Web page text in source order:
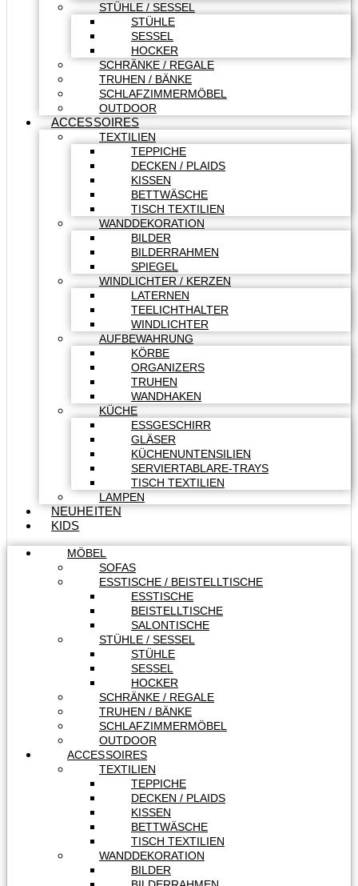
STÜHLE / SESSEL
STÜHLE
SESSEL
HOCKER
SCHRÄNKE / REGALE
TRUHEN / BÄNKE
SCHLAFZIMMERMÖBEL
OUTDOOR
ACCESSOIRES
TEXTILIEN
TEPPICHE
DECKEN / PLAIDS
KISSEN
BETTWÄSCHE
TISCH TEXTILIEN
WANDDEKORATION
BILDER
BILDERRAHMEN
SPIEGEL
WINDLICHTER / KERZEN
LATERNEN
TEELICHTHALTER
WINDLICHTER
AUFBEWAHRUNG
KÖRBE
ORGANIZERS
TRUHEN
WANDHAKEN
KÜCHE
ESSGESCHIRR
GLÄSER
KÜCHENUNTENSILIEN
SERVIERTABLARE-TRAYS
TISCH TEXTILIEN
LAMPEN
NEUHEITEN
KIDS
MÖBEL
SOFAS
ESSTISCHE / BEISTELLTISCHE
ESSTISCHE
BEISTELLTISCHE
SALONTISCHE
STÜHLE / SESSEL
STÜHLE
SESSEL
HOCKER
SCHRÄNKE / REGALE
TRUHEN / BÄNKE
SCHLAFZIMMERMÖBEL
OUTDOOR
ACCESSOIRES
TEXTILIEN
TEPPICHE
DECKEN / PLAIDS
KISSEN
BETTWÄSCHE
TISCH TEXTILIEN
WANDDEKORATION
BILDER